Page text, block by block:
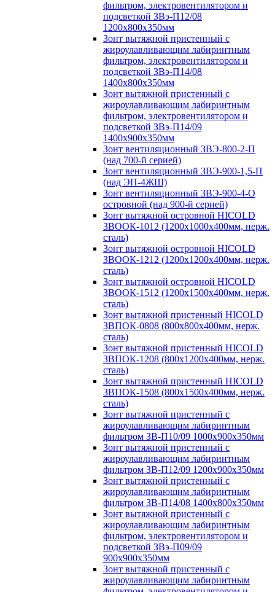
фильтром, электровентилятором и
подсветкой ЗВэ-П12/08
1200х800х350мм
Зонт вытяжной пристенный с
жироулавливающим лабиринтным
фильтром, электровентилятором и
подсветкой ЗВэ-П14/08
1400х800х350мм
Зонт вытяжной пристенный с
жироулавливающим лабиринтным
фильтром, электровентилятором и
подсветкой ЗВэ-П14/09
1400х900х350мм
Зонт вентиляционный ЗВЭ-800-2-П
(над 700-й серией)
Зонт вентиляционный ЗВЭ-900-1,5-П
(над ЭП-4ЖШ)
Зонт вентиляционный ЗВЭ-900-4-О
островной (над 900-й серией)
Зонт вытяжной островной HICOLD
ЗВООК-1012 (1200х1000х400мм, нерж.
сталь)
Зонт вытяжной островной HICOLD
ЗВООК-1212 (1200x1200x400мм, нерж.
сталь)
Зонт вытяжной островной HICOLD
ЗВООК-1512 (1200х1500х400мм, нерж.
сталь)
Зонт вытяжной пристенный HICOLD
ЗВПОК-0808 (800х800х400мм, нерж.
сталь)
Зонт вытяжной пристенный HICOLD
ЗВПОК-1208 (800х1200х400мм, нерж.
сталь)
Зонт вытяжной пристенный HICOLD
ЗВПОК-1508 (800х1500х400мм, нерж.
сталь)
Зонт вытяжной пристенный с
жироулавливающим лабиринтным
фильтром ЗВ-П10/09 1000х900х350мм
Зонт вытяжной пристенный с
жироулавливающим лабиринтным
фильтром ЗВ-П12/09 1200х900х350мм
Зонт вытяжной пристенный с
жироулавливающим лабиринтным
фильтром ЗВ-П14/08 1400х800х350мм
Зонт вытяжной пристенный с
жироулавливающим лабиринтным
фильтром, электровентилятором и
подсветкой ЗВэ-П09/09
900х900х350мм
Зонт вытяжной пристенный с
жироулавливающим лабиринтным